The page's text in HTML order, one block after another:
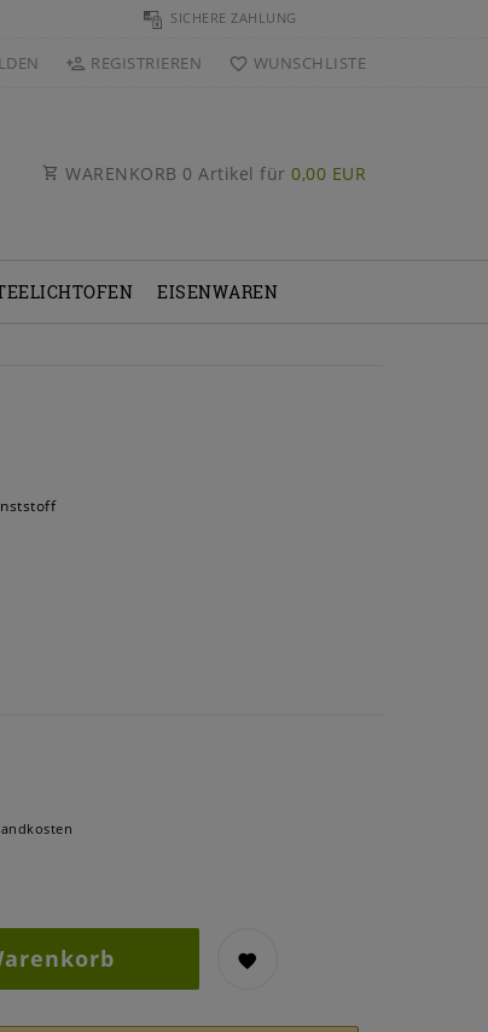
SICHERE ZAHLUNG
REGISTRIEREN WUNSCHLISTE
WARENKORB 0 Artikel für 0,00 EUR
EISENWAREN